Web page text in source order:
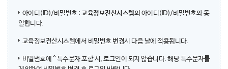
아이디(ID)/비밀번호 : 교육정보전산시스템의 아이디(ID)/비밀번호와 동
일합니다.
교육정보전산시스템에서 비밀번호 변경시 다음 날에 적용됩니다.
비밀번호에 ^ 특수문자 포함 시, 로그인이 되지 않습니다. 해당 특수문자를